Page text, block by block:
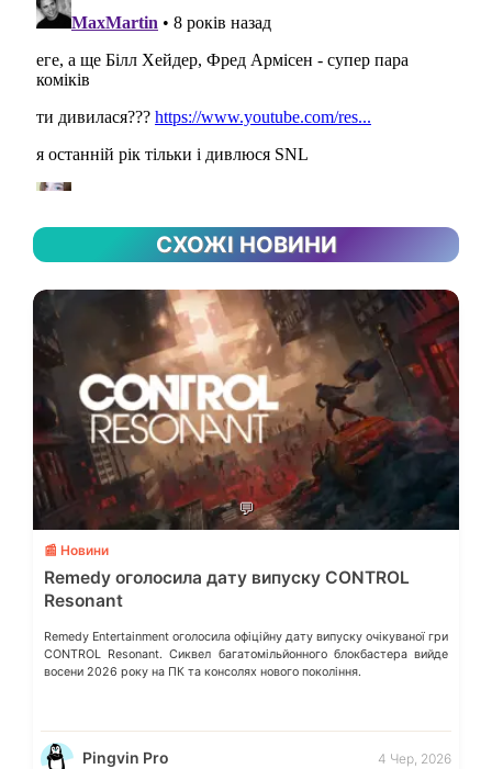
СХОЖІ НОВИНИ
💬
📰 Новини
Remedy оголосила дату випуску CONTROL
Resonant
Remedy Entertainment оголосила офіційну дату випуску очікуваної гри
CONTROL Resonant. Сиквел багатомільйонного блокбастера вийде
восени 2026 року на ПК та консолях нового покоління.
Pingvin Pro 4 Чер, 2026